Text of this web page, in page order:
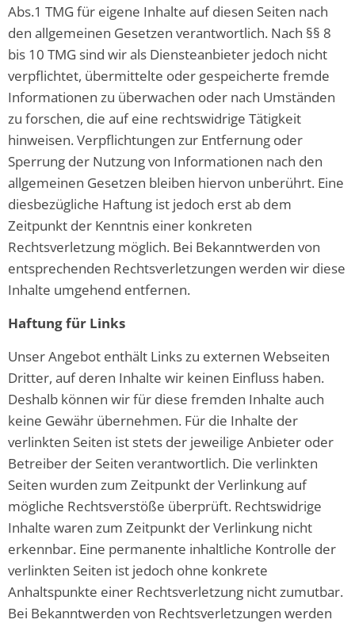
Abs.1 TMG für eigene Inhalte auf diesen Seiten nach
den allgemeinen Gesetzen verantwortlich. Nach §§ 8
bis 10 TMG sind wir als Diensteanbieter jedoch nicht
verpflichtet, übermittelte oder gespeicherte fremde
Informationen zu überwachen oder nach Umständen
zu forschen, die auf eine rechtswidrige Tätigkeit
hinweisen. Verpflichtungen zur Entfernung oder
Sperrung der Nutzung von Informationen nach den
allgemeinen Gesetzen bleiben hiervon unberührt. Eine
diesbezügliche Haftung ist jedoch erst ab dem
Zeitpunkt der Kenntnis einer konkreten
Rechtsverletzung möglich. Bei Bekanntwerden von
entsprechenden Rechtsverletzungen werden wir diese
Inhalte umgehend entfernen.
Haftung für Links
Unser Angebot enthält Links zu externen Webseiten
Dritter, auf deren Inhalte wir keinen Einfluss haben.
Deshalb können wir für diese fremden Inhalte auch
keine Gewähr übernehmen. Für die Inhalte der
verlinkten Seiten ist stets der jeweilige Anbieter oder
Betreiber der Seiten verantwortlich. Die verlinkten
Seiten wurden zum Zeitpunkt der Verlinkung auf
mögliche Rechtsverstöße überprüft. Rechtswidrige
Inhalte waren zum Zeitpunkt der Verlinkung nicht
erkennbar. Eine permanente inhaltliche Kontrolle der
verlinkten Seiten ist jedoch ohne konkrete
Anhaltspunkte einer Rechtsverletzung nicht zumutbar.
Bei Bekanntwerden von Rechtsverletzungen werden